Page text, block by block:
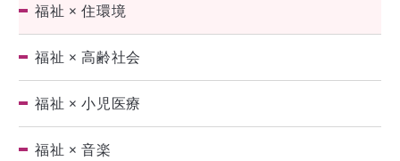
福祉 × 住環境
福祉 × 高齢社会
福祉 × 小児医療
福祉 × 音楽